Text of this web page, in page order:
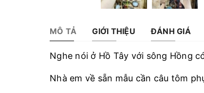
MÔ TẢ GIỚI THIỆU ĐÁNH GIÁ
Nghe nói ở Hồ Tây với sông Hồng
Nhà em về sẵn mẫu cần câu tôm